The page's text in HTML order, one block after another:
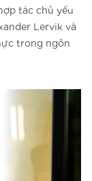
tác chủ yếu
Lervik và
trong ngôn